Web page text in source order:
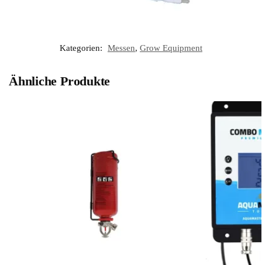
Kategorien: Messen, Grow Equipment
Ähnliche Produkte